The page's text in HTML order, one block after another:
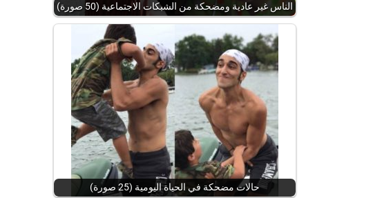
الناس غير عادية ومضحكة من الشبكات الاجتماعية (50 صورة)
حالات مضحكة في الحياة اليومية (25 صورة)